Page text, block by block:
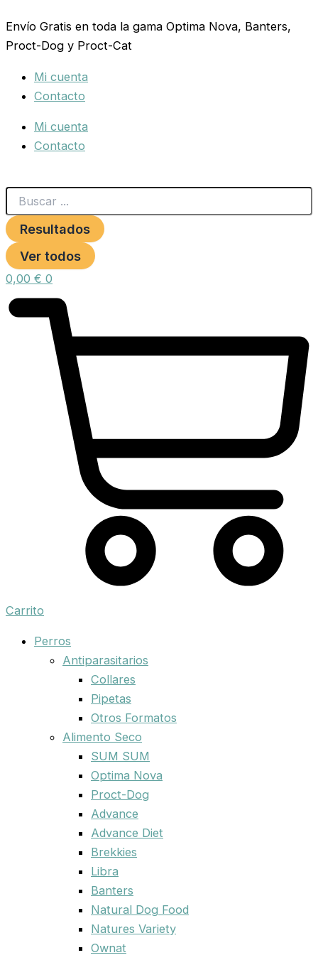
al
contenido
Envío Gratis en toda la gama Optima Nova, Banters,
Proct-Dog y Proct-Cat
Mi cuenta
Contacto
Mi cuenta
Contacto
...
Resultados
Ver todos
0,00 € 0
Carrito
Perros
Antiparasitarios
Collares
Pipetas
Otros Formatos
Alimento Seco
SUM SUM
Optima Nova
Proct-Dog
Advance
Advance Diet
Brekkies
Libra
Banters
Natural Dog Food
Natures Variety
Ownat
TABERDOG
TETRAMETRINA
+BP
cantidad